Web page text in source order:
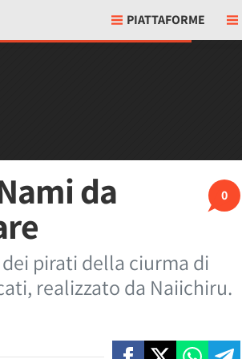
PIATTAFORME
0
da
pirati della ciurma di
realizzato da Naiichiru.